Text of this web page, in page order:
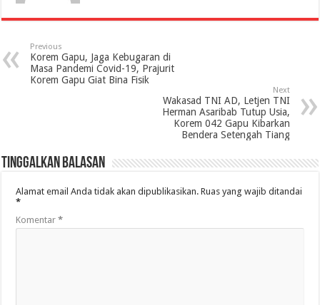
Previous
Korem Gapu, Jaga Kebugaran di
Masa Pandemi Covid-19, Prajurit
Korem Gapu Giat Bina Fisik
Next
Wakasad TNI AD, Letjen TNI
Herman Asaribab Tutup Usia,
Korem 042 Gapu Kibarkan
Bendera Setengah Tiang
Tinggalkan Balasan
Alamat email Anda tidak akan dipublikasikan. Ruas yang wajib ditandai
*
Komentar*